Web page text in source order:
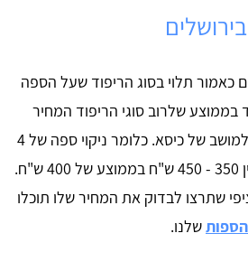
כאמור תלוי בסוג הריפוד שעל הספה
בממוצע שלרוב סוגי הריפוד המחיר
ינוע באיזור ה- 100 ש"ח למושב של כיסא. כלומר ניקוי ספה של 4
מושבים אמורה לעלות בין 350 - 450 ש"ח בממוצע של 400 ש"ח.
שתרצו לבדוק את המחיר שלו תוכלו
הספותשלנו.